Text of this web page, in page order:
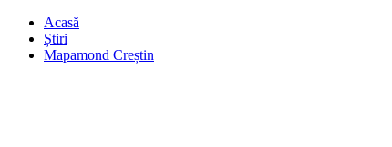
Acasă
Știri
Mapamond Creștin